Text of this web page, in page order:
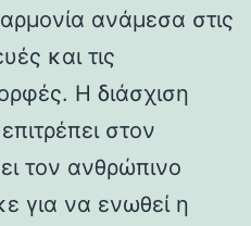
ανάμεσα στις
και τις
Η διάσχιση
στον
τον ανθρώπινο
για να ενωθεί η